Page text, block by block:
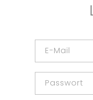
E-Mail
Passwort